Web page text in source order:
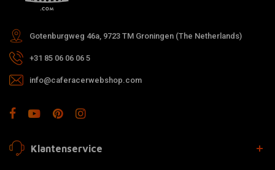
Gotenburgweg 46a, 9723 TM Groningen (The Netherlands)
+31 85 06 06 06 5
info@caferacerwebshop.com
Klantenservice